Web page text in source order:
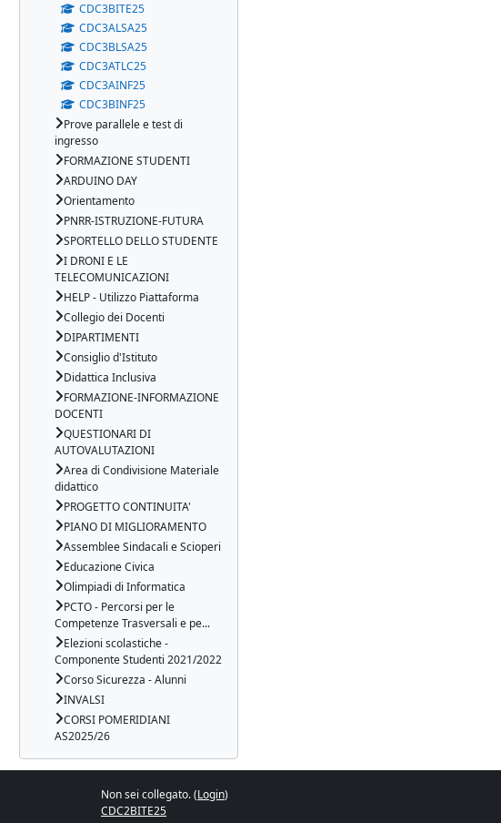
CDC3BITE25
CDC3ALSA25
CDC3BLSA25
CDC3ATLC25
CDC3AINF25
CDC3BINF25
Prove parallele e test di
ingresso
FORMAZIONE STUDENTI
ARDUINO DAY
Orientamento
PNRR-ISTRUZIONE-FUTURA
SPORTELLO DELLO STUDENTE
I DRONI E LE
TELECOMUNICAZIONI
HELP - Utilizzo Piattaforma
Collegio dei Docenti
DIPARTIMENTI
Consiglio d'Istituto
Didattica Inclusiva
FORMAZIONE-INFORMAZIONE
DOCENTI
QUESTIONARI DI
AUTOVALUTAZIONI
Area di Condivisione Materiale
didattico
PROGETTO CONTINUITA'
PIANO DI MIGLIORAMENTO
Assemblee Sindacali e Scioperi
Educazione Civica
Olimpiadi di Informatica
PCTO - Percorsi per le
Competenze Trasversali e pe...
Elezioni scolastiche -
Componente Studenti 2021/2022
Corso Sicurezza - Alunni
INVALSI
CORSI POMERIDIANI
AS2025/26
Non sei collegato. (Login)
CDC2BITE25